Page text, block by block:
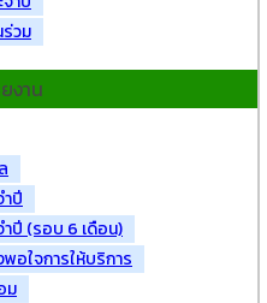
วม
งาน
ปี
ำปี (รอบ 6 เดือน)
อใจการให้บริการ
ม